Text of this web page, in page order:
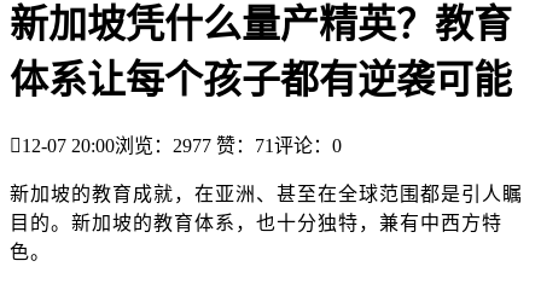
新加坡凭什么量产精英？教育
体系让每个孩子都有逆袭可能
12-07 20:00浏览：2977 赞： 71评论： 0
新加坡的教育成就，在亚洲、甚至在全球范围都是引人瞩
目的。新加坡的教育体系，也十分独特，兼有中西方特
色。